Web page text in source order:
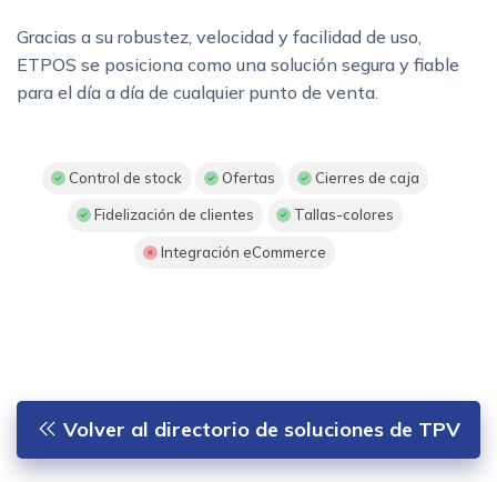
Gracias a su robustez, velocidad y facilidad de uso,
ETPOS se posiciona como una solución segura y fiable
para el día a día de cualquier punto de venta.
Control de stock Ofertas Cierres de caja
Fidelización de clientes Tallas-colores
Integración eCommerce
Volver al directorio de soluciones de TPV